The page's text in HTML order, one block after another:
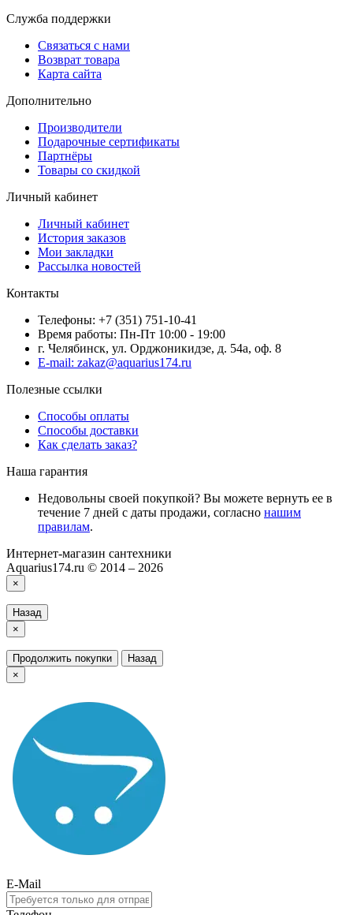
Служба поддержки
Связаться с нами
Возврат товара
Карта сайта
Дополнительно
Производители
Подарочные сертификаты
Партнёры
Товары со скидкой
Личный кабинет
Личный кабинет
История заказов
Мои закладки
Рассылка новостей
Контакты
Телефоны: +7 (351) 751-10-41
Время работы: Пн-Пт 10:00 - 19:00
г. Челябинск, ул. Орджоникидзе, д. 54а, оф. 8
E-mail: zakaz@aquarius174.ru
Полезные ссылки
Способы оплаты
Способы доставки
Как сделать заказ?
Наша гарантия
Недовольны своей покупкой? Вы можете вернуть ее в
течение 7 дней с даты продажи, согласно нашим
правилам.
Интернет-магазин сантехники
Aquarius174.ru © 2014 – 2026
×
Назад
×
Продолжить покупки
Назад
×
E-Mail